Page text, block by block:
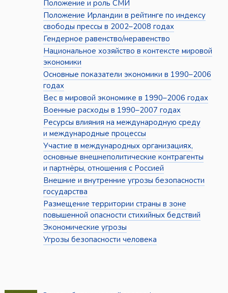
Положение и роль СМИ
Положение Ирландии в рейтинге по индексу
свободы прессы в 2002–2008 годах
Гендерное равенство/неравенство
Национальное хозяйство в контексте мировой
экономики
Основные показатели экономики в 1990–2006
годах
Вес в мировой экономике в 1990–2006 годах
Военные расходы в 1990–2007 годах
Ресурсы влияния на международную среду
и международные процессы
Участие в международных организациях,
основные внешнеполитические контрагенты
и партнёры, отношения с Россией
Внешние и внутренние угрозы безопасности
государства
Размещение территории страны в зоне
повышенной опасности стихийных бедствий
Экономические угрозы
Угрозы безопасности человека